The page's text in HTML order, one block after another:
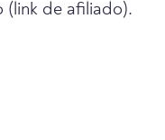
(link de afiliado).